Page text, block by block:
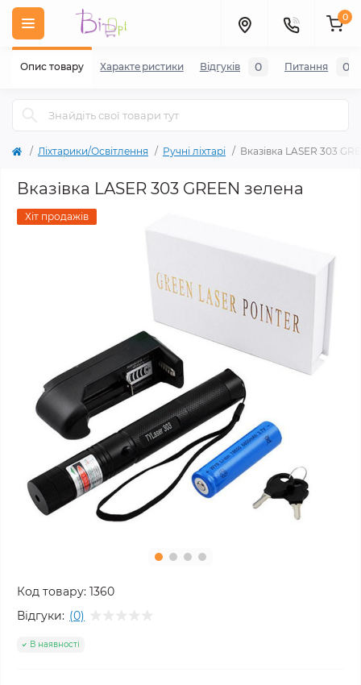
0
Ліхтарики/Освітлення Ручні ліхтарі Вказівка LASER 303
Вказівка LASER 303 GREEN зелена
Хіт продажів
Код товару: 1360
Відгуки: (0)
В наявності
Опис товару Характеристики Відгуків 0 Питання 0